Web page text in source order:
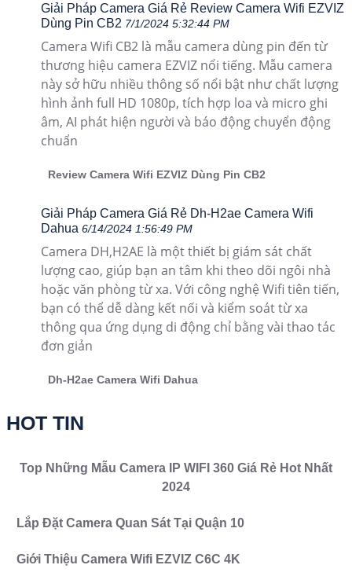
Giải Pháp Camera Giá Rẻ Review Camera Wifi EZVIZ
Dùng Pin CB2 7/1/2024 5:32:44 PM
Camera Wifi CB2 là mẫu camera dùng pin đến từ
thương hiệu camera EZVIZ nổi tiếng. Mẫu camera
này sở hữu nhiều thông số nổi bật như chất lượng
hình ảnh full HD 1080p, tích hợp loa và micro ghi
âm, AI phát hiện người và báo động chuyển động
chuẩn
Review Camera Wifi EZVIZ Dùng Pin CB2
Giải Pháp Camera Giá Rẻ Dh-H2ae Camera Wifi
Dahua 6/14/2024 1:56:49 PM
Camera DH,H2AE là một thiết bị giám sát chất
lượng cao, giúp bạn an tâm khi theo dõi ngôi nhà
hoặc văn phòng từ xa. Với công nghệ Wifi tiên tiến,
bạn có thể dễ dàng kết nối và kiểm soát từ xa
thông qua ứng dụng di động chỉ bằng vài thao tác
đơn giản
Dh-H2ae Camera Wifi Dahua
HOT TIN
Top Những Mẫu Camera IP WIFI 360 Giá Rẻ Hot Nhất
2024
Lắp Đặt Camera Quan Sát Tại Quận 10
Giới Thiệu Camera Wifi EZVIZ C6C 4K